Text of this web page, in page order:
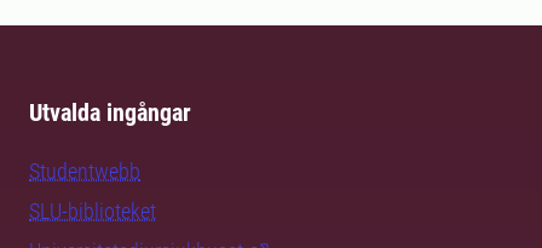
Utvalda ingångar
Studentwebb
SLU-biblioteket